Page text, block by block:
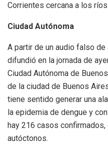
Corrientes cercana a los ríos
Ciudad Autónoma
A partir de un audio falso de
difundió en la jornada de
Ciudad Autónoma de
de la ciudad de Buenos
tiene sentido generar una
la epidemia de dengue y
hay 216 casos
autóctonos.